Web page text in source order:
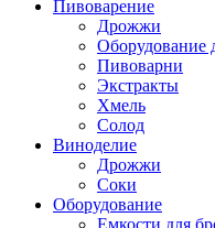
Пивоварение
Дрожжи
Оборудование
Пивоварни
Экстракты
Хмель
Солод
Виноделие
Дрожжи
Соки
Оборудование
Емкости для